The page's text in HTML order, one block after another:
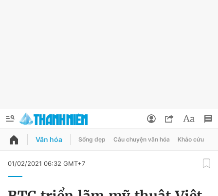
QUẢNG CÁO
Văn hóa Sống đẹp Câu chuyện văn hóa Khảo cứu
01/02/2021 06:32 GMT+7